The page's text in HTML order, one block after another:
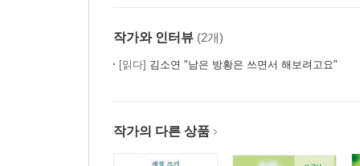
작가와 인터뷰 (2개)
[읽다] 김소연 "남은 방황은 쓰면서 해보려고요"
작가의 다른 상품